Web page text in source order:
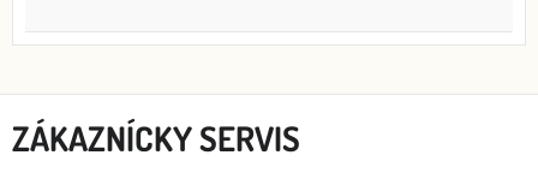
ZÁKAZNÍCKY SERVIS